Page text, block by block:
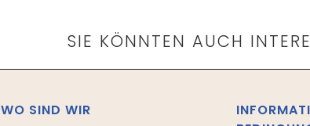
SIE KÖNNTEN AUCH
WO SIND WIR